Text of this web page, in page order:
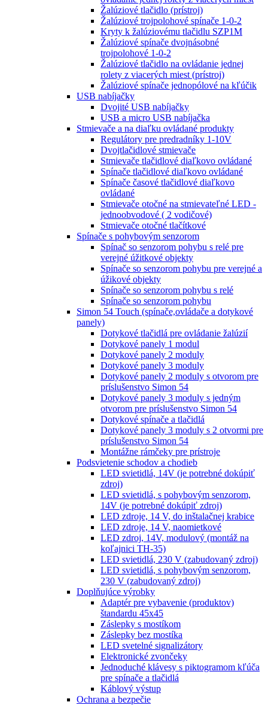
Žalúziové tlačidlo (prístroj)
Žalúziové trojpolohové spínače 1-0-2
Kryty k žalúziovému tlačidlu SZP1M
Žalúziové spínače dvojnásobné
trojpolohové 1-0-2
Žalúziové tlačidlo na ovládanie jednej
rolety z viacerých miest (prístroj)
Žalúziové spínače jednopólové na kľúčik
USB nabíjačky
Dvojité USB nabíjačky
USB a micro USB nabíjačka
Stmievače a na diaľku ovládané produkty
Regulátory pre predradníky 1-10V
Dvojtlačidlové stmievače
Stmievače tlačidlové diaľkovo ovládané
Spínače tlačidlové diaľkovo ovládané
Spínače časové tlačidlové diaľkovo
ovládané
Stmievače otočné na stmievateľné LED -
jednoobvodové ( 2 vodičové)
Stmievače otočné tlačítkové
Spínače s pohybovým senzorom
Spínač so senzorom pohybu s relé pre
verejné úžitkové objekty
Spínače so senzorom pohybu pre verejné a
úžikové objekty
Spínače so senzorom pohybu s relé
Spínače so senzorom pohybu
Simon 54 Touch (spínače,ovládače a dotykové
panely)
Dotykové tlačidlá pre ovládanie žalúzií
Dotykové panely 1 modul
Dotykové panely 2 moduly
Dotykové panely 3 moduly
Dotykové panely 2 moduly s otvorom pre
príslušenstvo Simon 54
Dotykové panely 3 moduly s jedným
otvorom pre príslušenstvo Simon 54
Dotykové spínače a tlačidlá
Dotykové panely 3 moduly s 2 otvormi pre
príslušenstvo Simon 54
Montážne rámčeky pre prístroje
Podsvietenie schodov a chodieb
LED svietidlá, 14V (je potrebné dokúpiť
zdroj)
LED svietidlá, s pohybovým senzorom,
14V (je potrebné dokúpiť zdroj)
LED zdroje, 14 V, do inštalačnej krabice
LED zdroje, 14 V, naomietkové
LED zdroj, 14V, modulový (montáž na
koľajnici TH-35)
LED svietidlá, 230 V (zabudovaný zdroj)
LED svietidlá, s pohybovým senzorom,
230 V (zabudovaný zdroj)
Doplňujúce výrobky
Adaptér pre vybavenie (produktov)
štandardu 45x45
Záslepky s mostíkom
Záslepky bez mostíka
LED svetelné signalizátory
Elektronické zvončeky
Jednoduché klávesy s piktogramom kľúča
pre spínače a tlačidlá
Káblový výstup
Ochrana a bezpečie